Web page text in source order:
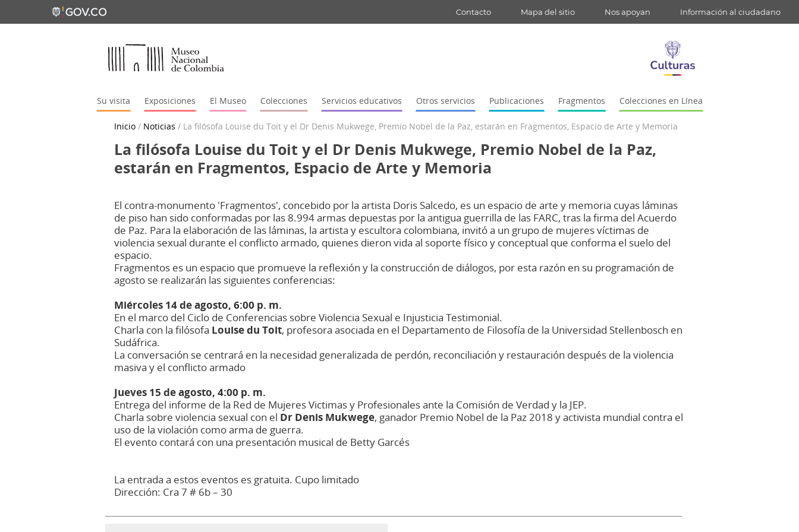
Contacto Mapa del sitio Nos apoyan Información al ciudadano
Su visita Exposiciones El Museo Colecciones Servicios educativos Otros servicios Publicaciones Fragmentos Colecciones en Línea
Inicio / Noticias / La filósofa Louise du Toit y el Dr Denis Mukwege, Premio Nobel de la Paz, estarán en Fragmentos, Espacio de Arte y Memoria
La filósofa Louise du Toit y el Dr Denis Mukwege, Premio Nobel de la Paz,
estarán en Fragmentos, Espacio de Arte y Memoria
El contra-monumento 'Fragmentos', concebido por la artista Doris Salcedo, es un espacio de arte y memoria cuyas láminas
de piso han sido conformadas por las 8.994 armas depuestas por la antigua guerrilla de las FARC, tras la firma del Acuerdo
de Paz. Para la elaboración de las láminas, la artista y escultora colombiana, invitó a un grupo de mujeres víctimas de
violencia sexual durante el conflicto armado, quienes dieron vida al soporte físico y conceptual que conforma el suelo del
espacio.
Fragmentos es un espacio que promueve la reflexión y la construcción de diálogos, por esta razón en su programación de
agosto se realizarán las siguientes conferencias:
Miércoles 14 de agosto, 6:00 p. m.
En el marco del Ciclo de Conferencias sobre Violencia Sexual e Injusticia Testimonial.
Charla con la filósofa Louise du Toit, profesora asociada en el Departamento de Filosofía de la Universidad Stellenbosch en
Sudáfrica.
La conversación se centrará en la necesidad generalizada de perdón, reconciliación y restauración después de la violencia
masiva y el conflicto armado
Jueves 15 de agosto, 4:00 p. m.
Entrega del informe de la Red de Mujeres Victimas y Profesionales ante la Comisión de Verdad y la JEP.
Charla sobre violencia sexual con el Dr Denis Mukwege, ganador Premio Nobel de la Paz 2018 y activista mundial contra el
uso de la violación como arma de guerra.
El evento contará con una presentación musical de Betty Garcés
La entrada a estos eventos es gratuita. Cupo limitado
Dirección: Cra 7 # 6b – 30